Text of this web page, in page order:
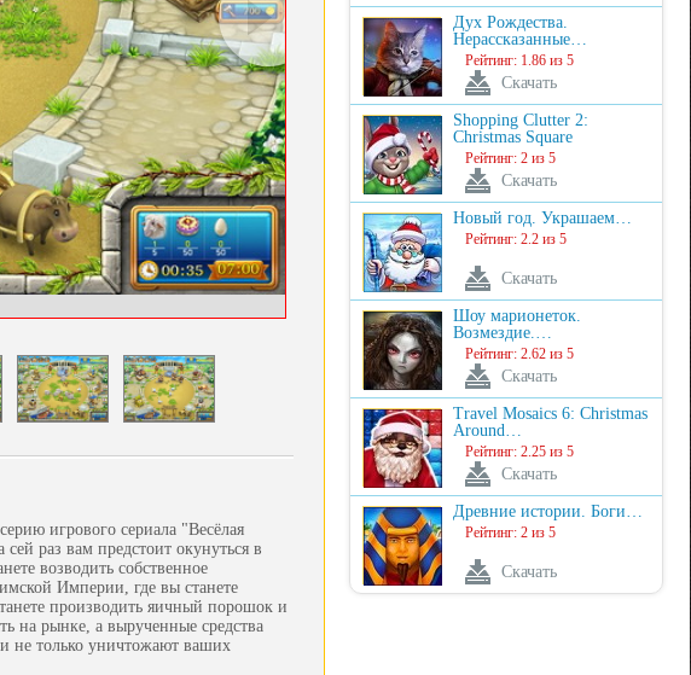
игрового сериала "Весёлая
раз вам предстоит окунуться в
возводить собственное
Империи, где вы станете
производить яичный порошок и
на рынке, а вырученные средства
не только уничтожают ваших
Дух Рождества.
Нерассказанные…
Рейтинг: 1.86 из 5
Скачать
Shopping Clutter 2:
Christmas Square
Рейтинг: 2 из 5
Скачать
Новый год. Украшаем…
Рейтинг: 2.2 из 5
Скачать
Шоу марионеток.
Возмездие.…
Рейтинг: 2.62 из 5
Скачать
Travel Mosaics 6: Christmas
Around…
Рейтинг: 2.25 из 5
Скачать
Древние истории. Боги…
Рейтинг: 2 из 5
Скачать